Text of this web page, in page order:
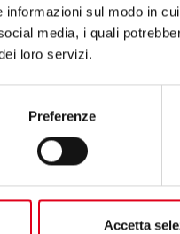
informazioni sul modo in
media, i quali
loro servizi.
Preferenze
Accetta